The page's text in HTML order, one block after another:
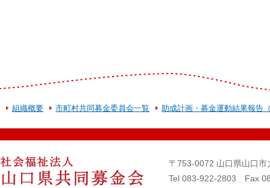
組織概要 市町村共同募金委員会一覧 助成計画・募金運動結果報告
〒753-0072 山口県山口
Tel 083-922-2803 Fax